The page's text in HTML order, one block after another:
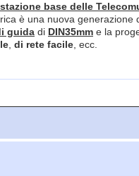
base delle
è una nuova generazione
guida di DIN35mm e la
di rete facile , ecc.